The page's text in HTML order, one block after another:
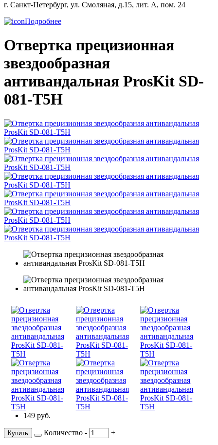
г. Санкт-Петербург, ул. Смоляная, д.15, лит. А, пом. 24
Подробнее
Отвертка прецизионная
звездообразная
антивандальная ProsKit SD-
081-T5H
149 руб.
Купить Количество - +